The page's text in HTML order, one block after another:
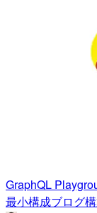
GraphQL
最小構成ブログ